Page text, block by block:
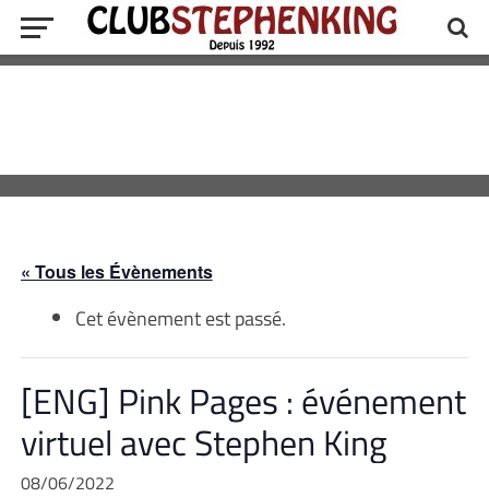
« Tous les Évènements
Cet évènement est passé.
[ENG] Pink Pages : événement
virtuel avec Stephen King
08/06/2022